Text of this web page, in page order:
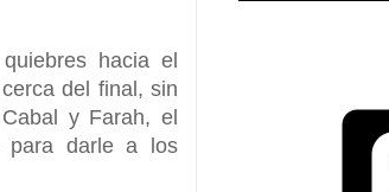
hacia el
del final, sin
y Farah, el
para darle a los